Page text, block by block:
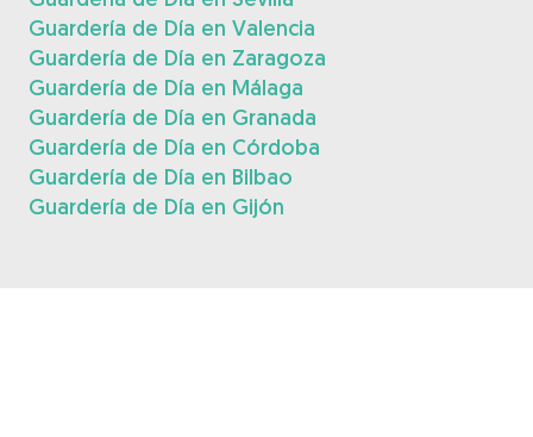
Guardería de Día en Valencia
Guardería de Día en Zaragoza
Guardería de Día en Málaga
Guardería de Día en Granada
Guardería de Día en Córdoba
Guardería de Día en Bilbao
Guardería de Día en Gijón